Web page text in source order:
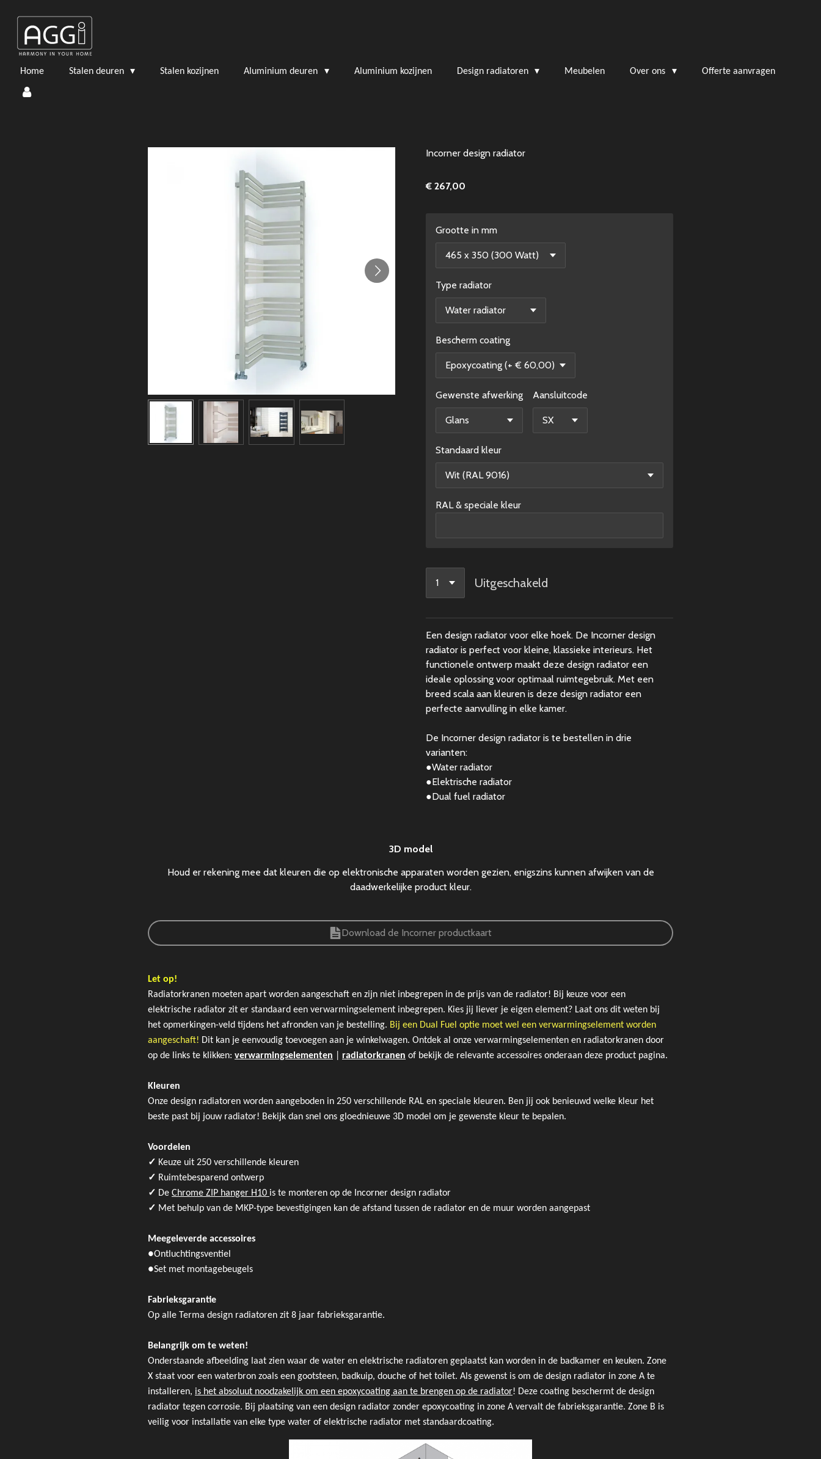
direct
naar
hoofdinhoud
Home Stalen deuren Stalen kozijnen Aluminium deuren Aluminium kozijnen Design radiatoren Meubelen Over ons Offerte aanvragen
Incorner design radiator
€ 267,00
Grootte in mm
Type radiator
Bescherm coating
Gewenste afwerking Aansluitcode
Standaard kleur
RAL & speciale kleur
Uitgeschakeld
Een design radiator voor elke hoek. De Incorner design
radiator is perfect voor kleine, klassieke interieurs. Het
functionele ontwerp maakt deze design radiator een
ideale oplossing voor optimaal ruimtegebruik. Met een
breed scala aan kleuren is deze design radiator een
perfecte aanvulling in elke kamer.
De Incorner design radiator is te bestellen in drie
varianten:
●Water radiator
●Elektrische radiator
●Dual fuel radiator
3D model
Houd er rekening mee dat kleuren die op elektronische apparaten worden gezien, enigszins kunnen afwijken van de
daadwerkelijke product kleur.
Download de Incorner productkaart
Let op!
Radiatorkranen moeten apart worden aangeschaft en zijn niet inbegrepen in de prijs van de radiator! Bij keuze voor een
elektrische radiator zit er standaard een verwarmingselement inbegrepen. Kies jij liever je eigen element? Laat ons dit weten bij
het opmerkingen-veld tijdens het afronden van je bestelling. Bij een Dual Fuel optie moet wel een verwarmingselement worden
aangeschaft! Dit kan je eenvoudig toevoegen aan je winkelwagen. Ontdek al onze verwarmingselementen en radiatorkranen door
op de links te klikken: verwarmingselementen radiatorkranen of bekijk de relevante accessoires onderaan deze product pagina.
Kleuren
Onze design radiatoren worden aangeboden in 250 verschillende RAL en speciale kleuren. Ben jij ook benieuwd welke kleur het
beste past bij jouw radiator! Bekijk dan snel ons gloednieuwe 3D model om je gewenste kleur te bepalen.
Voordelen
✓ Keuze uit 250 verschillende kleuren
✓ Ruimtebesparend ontwerp
✓ De ​​Chrome ZIP hanger H10 is te monteren op de Incorner design radiator
✓ Met behulp van de MKP-type bevestigingen kan de afstand tussen de radiator en de muur worden aangepast
Meegeleverde accessoires
●Ontluchtingsventiel
●Set met montagebeugels
Fabrieksgarantie
Op alle Terma design radiatoren zit 8 jaar fabrieksgarantie.
Belangrijk om te weten!
Onderstaande afbeelding laat zien waar de water en elektrische radiatoren geplaatst kan worden in de badkamer en keuken. Zone
X staat voor een waterbron zoals een gootsteen, badkuip, douche of het toilet. Als gewenst is om de design radiator in zone A te
installeren, is het absoluut noodzakelijk om een epoxycoating aan te brengen op de radiator! Deze coating beschermt de design
radiator tegen corrosie. Bij plaatsing van een design radiator zonder epoxycoating in zone A vervalt de fabrieksgarantie. Zone B is
veilig voor installatie van elke type water of elektrische radiator met standaardcoating.